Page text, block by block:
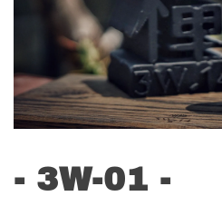
- 3W-01 -